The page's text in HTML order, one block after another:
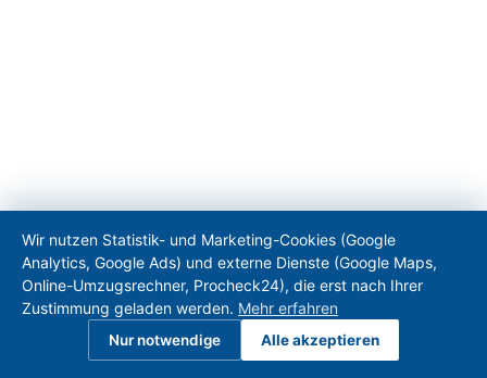
Wir nutzen Statistik- und Marketing-Cookies (Google
Analytics, Google Ads) und externe Dienste (Google Maps,
Online-Umzugsrechner, Procheck24), die erst nach Ihrer
Zustimmung geladen werden. Mehr erfahren
Nur notwendige Alle akzeptieren